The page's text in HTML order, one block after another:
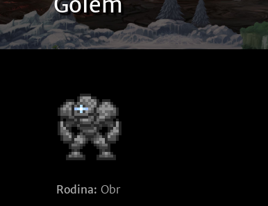
Rodina: Obr